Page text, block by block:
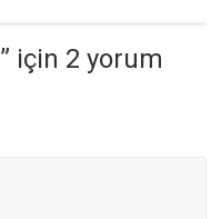
” için 2 yorum